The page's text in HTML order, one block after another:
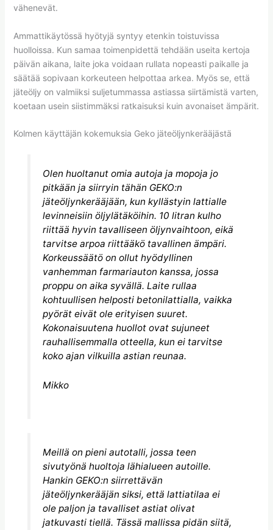
vähenevät.
Ammattikäytössä hyötyjä syntyy etenkin toistuvissa
huolloissa. Kun samaa toimenpidettä tehdään useita kertoja
päivän aikana, laite joka voidaan rullata nopeasti paikalle ja
säätää sopivaan korkeuteen helpottaa arkea. Myös se, että
jäteöljy on valmiiksi suljetummassa astiassa siirtämistä varten,
koetaan usein siistimmäksi ratkaisuksi kuin avonaiset ämpärit.
Kolmen käyttäjän kokemuksia Geko jäteöljynkerääjästä
Olen huoltanut omia autoja ja mopoja jo
pitkään ja siirryin tähän GEKO:n
jäteöljynkerääjään, kun kyllästyin lattialle
levinneisiin öljylätäköihin. 10 litran kulho
riittää hyvin tavalliseen öljynvaihtoon, eikä
tarvitse arpoa riittääkö tavallinen ämpäri.
Korkeussäätö on ollut hyödyllinen
vanhemman farmariauton kanssa, jossa
proppu on aika syvällä. Laite rullaa
kohtuullisen helposti betonilattialla, vaikka
pyörät eivät ole erityisen suuret.
Kokonaisuutena huollot ovat sujuneet
rauhallisemmalla otteella, kun ei tarvitse
koko ajan vilkuilla astian reunaa.
Mikko
Meillä on pieni autotalli, jossa teen
sivutyönä huoltoja lähialueen autoille.
Hankin GEKO:n siirrettävän
jäteöljynkerääjän siksi, että lattiatilaa ei
ole paljon ja tavalliset astiat olivat
jatkuvasti tiellä. Tässä mallissa pidän siitä,